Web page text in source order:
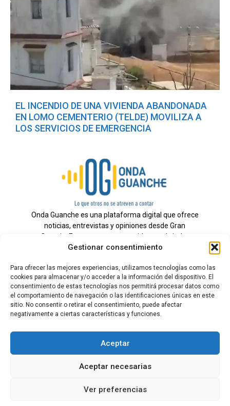
Gestionar consentimiento
Para ofrecer las mejores experiencias, utilizamos tecnologías como las
cookies para almacenar y/o acceder a la información del dispositivo. El
consentimiento de estas tecnologías nos permitirá procesar datos como
el comportamiento de navegación o las identificaciones únicas en este
sitio. No consentir o retirar el consentimiento, puede afectar
negativamente a ciertas características y funciones.
Aceptar
Aceptar necesarias
Ver preferencias
EL INCENDIO DE UNA VIVIENDA ABANDONADA
EN LOMO CEMENTERIO (TELDE) MOVILIZA A
LOS SERVICIOS DE EMERGENCIA
Onda Guanche es una plataforma digital que ofrece
noticias, entrevistas y opiniones desde Gran
Canaria. Estamos comprometidos con brindar
información veraz y un periodismo independiente a
Todos los derechos reservados.
Radio
Contacto
Aviso Legal